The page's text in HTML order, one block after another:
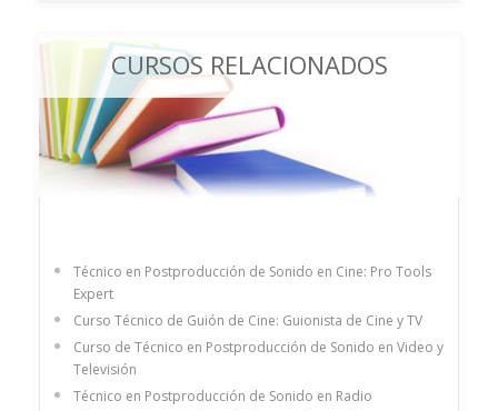
CURSOS RELACIONADOS
Técnico en Postproducción de Sonido en Cine: Pro Tools
Expert
Curso Técnico de Guión de Cine: Guionista de Cine y TV
Curso de Técnico en Postproducción de Sonido en Video y
Televisión
Técnico en Postproducción de Sonido en Radio